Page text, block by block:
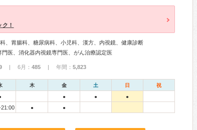
！
科、胃腸科、糖尿病科、小児科、漢方、内視鏡、健康診断
門医、消化器内視鏡専門医、がん治療認定医
| 6月： 485 | 年間： 5,823
木 金 土 日 祝
● ● ●
● ●